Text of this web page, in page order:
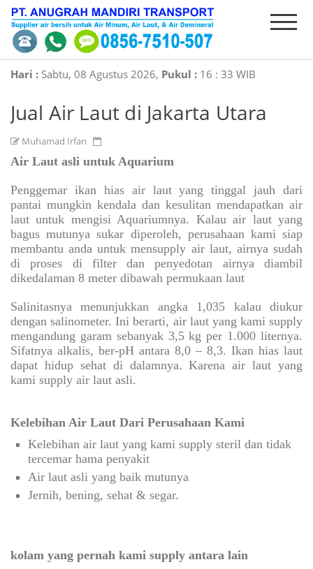
HOME INTRODUCE PRODUCT ORDER
SERVICES CONTACT
Hari : Sabtu, 08 Agustus 2026, Pukul : 16 : 33 WIB
Jual Air Laut di Jakarta Utara
Muhamad Irfan
Air Laut asli untuk Aquarium
Penggemar ikan hias air laut yang tinggal jauh dari
pantai mungkin kendala dan kesulitan mendapatkan air
laut untuk mengisi Aquariumnya. Kalau air laut yang
bagus mutunya sukar diperoleh, perusahaan kami siap
membantu anda untuk mensupply air laut, airnya sudah
di proses di filter dan penyedotan airnya diambil
dikedalaman 8 meter dibawah permukaan laut
Salinitasnya menunjukkan angka 1,035 kalau diukur
dengan salinometer. Ini berarti, air laut yang kami supply
mengandung garam sebanyak 3,5 kg per 1.000 liternya.
Sifatnya alkalis, ber-pH antara 8,0 – 8,3. Ikan hias laut
dapat hidup sehat di dalamnya. Karena air laut yang
kami supply air laut asli.
Kelebihan Air Laut Dari Perusahaan Kami
Kelebihan air laut yang kami supply steril dan tidak
tercemar hama penyakit
Air laut asli yang baik mutunya
Jernih, bening, sehat & segar.
kolam yang pernah kami supply antara lain